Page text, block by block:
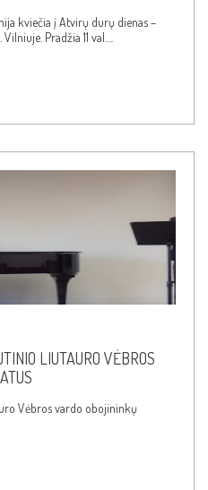
kviečia į Atvirų durų dienas –
Pradžia 11 val….
LIUTAURO VĖBROS
Vėbros vardo obojininkų